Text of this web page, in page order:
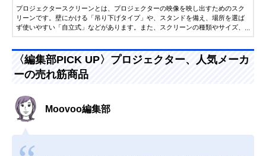
プロジェクタースクリーンとは、プロジェクターの映像を映し出すためのスク
リーンです。壁にかける「吊り下げタイプ」や、スタンドを備え、場所を選ば
ず使いやすい「自立式」などがあります。また、スクリーンの種類やサイズ、
ーンは、値段だけでなく用途にあったものを選びたいものです。そこで今回
は、プロジェクタースクリーンのおすすめ人気商品を紹介します。ぜひ参考に
してください。
〈編集部PICK UP〉プロジェクター、人気メーカ
ーの売れ筋商品
Moovoo編集部